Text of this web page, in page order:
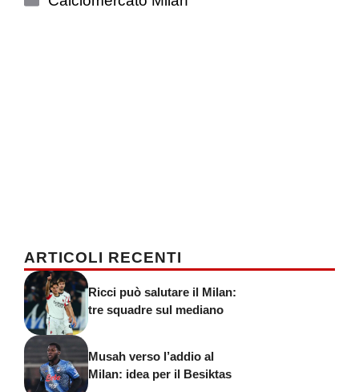
ARTICOLI RECENTI
Ricci può salutare il Milan:
tre squadre sul mediano
Musah verso l’addio al
Milan: idea per il Besiktas